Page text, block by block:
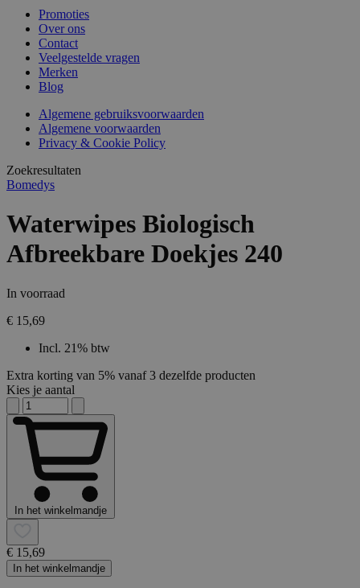
Promoties
Over ons
Contact
Veelgestelde vragen
Merken
Blog
Algemene gebruiksvoorwaarden
Algemene voorwaarden
Privacy & Cookie Policy
Zoekresultaten
Bomedys
Waterwipes Biologisch
Afbreekbare Doekjes 240
In voorraad
€ 15,69
Incl. 21% btw
Extra korting van 5% vanaf 3 dezelfde producten
Kies je aantal
In het winkelmandje
€ 15,69
In het winkelmandje